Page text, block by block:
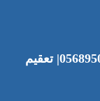
شركة تعقيم منازل في الشارقة |0568950034| تعقيم